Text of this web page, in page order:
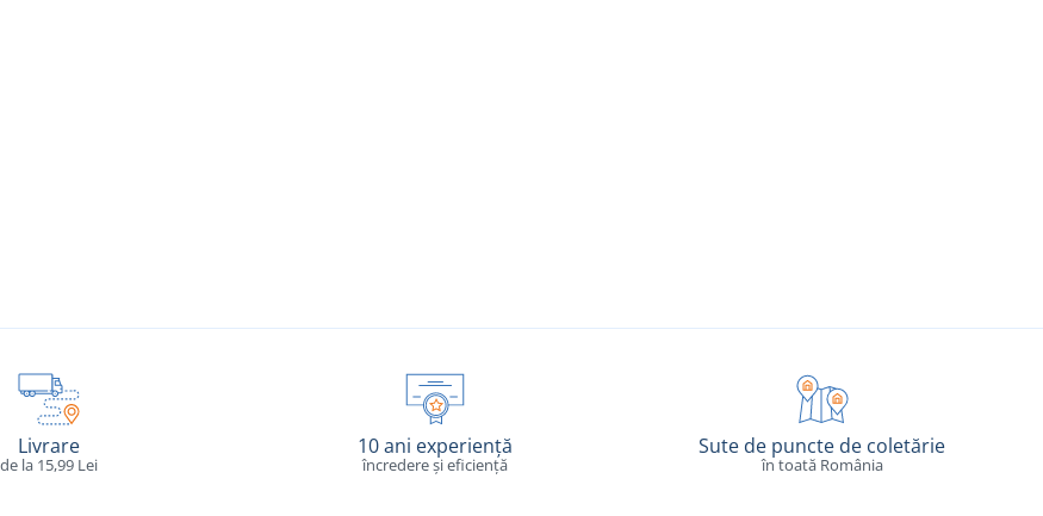
Livrare
de la 15,99 Lei
10 ani experiență
încredere și eficiență
Sute de puncte de coletărie
în toată România